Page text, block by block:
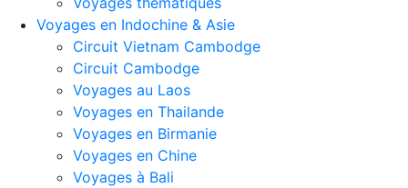
Voyages en Indochine & Asie
Circuit Vietnam Cambodge
Circuit Cambodge
Voyages au Laos
Voyages en Thailande
Voyages en Birmanie
Voyages en Chine
Voyages à Bali